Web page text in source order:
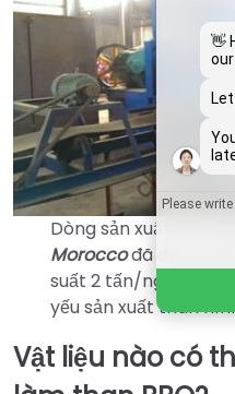
Dòng sản xuất than
Moroccođã được
suất 2 tấn/ngày.
yếu sản xuất than
Vật liệu nào có
👋